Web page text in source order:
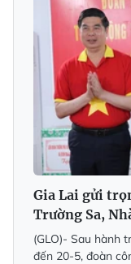
Gia Lai gửi
Trường Sa,
(GLO)- Sau hành
đến 20-5, đoàn